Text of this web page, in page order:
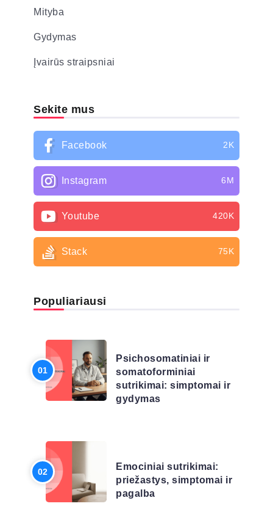
Mityba
Gydymas
Įvairūs straipsniai
Sekite mus
Facebook 2K
Instagram 6M
Youtube 420K
Stack 75K
Populiariausi
Psichosomatiniai ir
somatoforminiai
sutrikimai: simptomai ir
gydymas
Emociniai sutrikimai:
priežastys, simptomai ir
pagalba